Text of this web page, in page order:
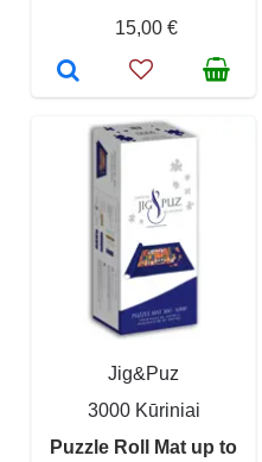
15,00 €
Jig&Puz
3000 Kūriniai
Puzzle Roll Mat up to